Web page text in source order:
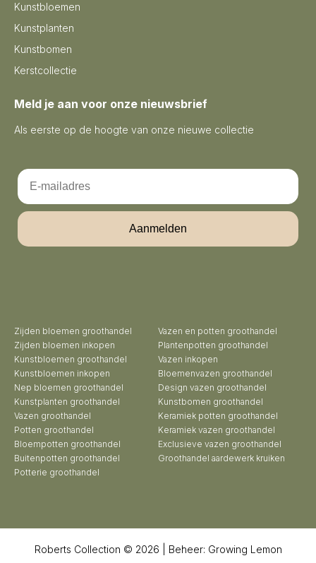
Kunstbloemen
Kunstplanten
Kunstbomen
Kerstcollectie
Meld je aan voor onze nieuwsbrief
Als eerste op de hoogte van onze nieuwe collectie
Email
Aanmelden
Zijden bloemen groothandel
Zijden bloemen inkopen
Kunstbloemen groothandel
Kunstbloemen inkopen
Nep bloemen groothandel
Kunstplanten groothandel
Vazen groothandel
Potten groothandel
Bloempotten groothandel
Buitenpotten groothandel
Potterie groothandel
Vazen en potten groothandel
Plantenpotten groothandel
Vazen inkopen
Bloemenvazen groothandel
Design vazen groothandel
Kunstbomen groothandel
Keramiek potten groothandel
Keramiek vazen groothandel
Exclusieve vazen groothandel
Groothandel aardewerk kruiken
Roberts Collection © 2026 | Beheer: Growing Lemon